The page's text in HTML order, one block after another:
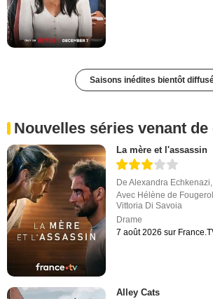
Saisons inédites bientôt
Nouvelles séries venant
La mère et l'assassin
DeAlexandra Echkenazi,
Avec Hélène de
Vittoria Di Savoia
Drame
7 août 2026 sur
Alley Cats